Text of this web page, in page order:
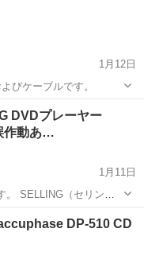
1月12日
びケーブルです。
ー、レコーダー
DVDプレーヤー
作動あ…
1月11日
」です。 省電力設計
です。 ​■ 商品状態 ​動作...
ー、レコーダー
DP-510 CD